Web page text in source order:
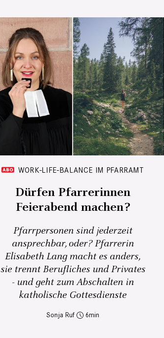
WORK-LIFE-BALANCE IM PFARRAMT
Dürfen Pfarrerinnen
Feierabend machen?
Pfarrpersonen sind jederzeit
ansprechbar, oder? Pfarrerin
Elisabeth Lang macht es anders,
sie trennt Berufliches und Privates
- und geht zum Abschalten in
katholische Gottesdienste
Sonja Ruf 6